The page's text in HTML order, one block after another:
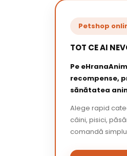
Petshop
TOT CE AI
Pe
recompense,
sănătatea
Alege rapid
câini, pisici,
comandă